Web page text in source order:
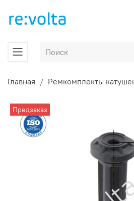
Главная Ремкомплекты
Предзаказ